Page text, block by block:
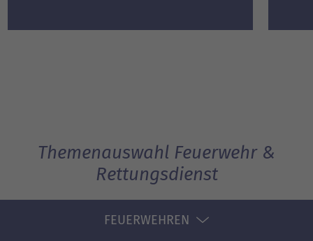
Themenauswahl Feuerwehr &
Rettungsdienst
FEUERWEHREN